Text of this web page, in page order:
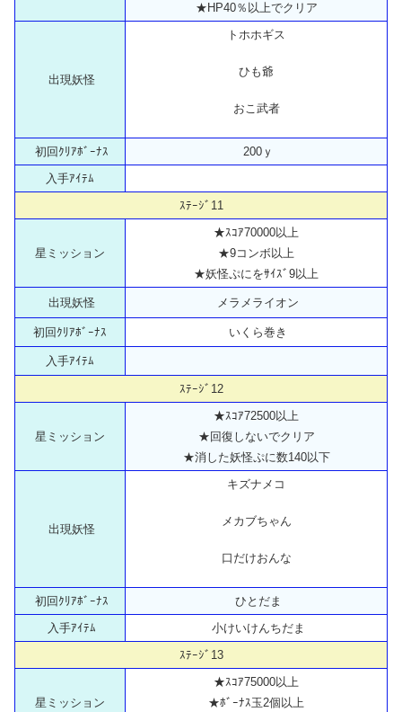
★HP40％以上でクリア
出現妖怪
トホホギス
ひも爺
おこ武者
初回ｸﾘｱﾎﾞｰﾅｽ
200ｙ
入手ｱｲﾃﾑ
ｽﾃｰｼﾞ11
星ミッション
★ｽｺｱ70000以上
★9コンボ以上
★妖怪ぷにをｻｲｽﾞ9以上
出現妖怪 メラメライオン
初回ｸﾘｱﾎﾞｰﾅｽ いくら巻き
入手ｱｲﾃﾑ
ｽﾃｰｼﾞ12
星ミッション
★ｽｺｱ72500以上
★回復しないでクリア
★消した妖怪ぷに数140以下
出現妖怪
キズナメコ
メカブちゃん
口だけおんな
初回ｸﾘｱﾎﾞｰﾅｽ
ひとだま
入手ｱｲﾃﾑ
小けいけんちだま
ｽﾃｰｼﾞ13
星ミッション
★ｽｺｱ75000以上
★ﾎﾞｰﾅｽ玉2個以上